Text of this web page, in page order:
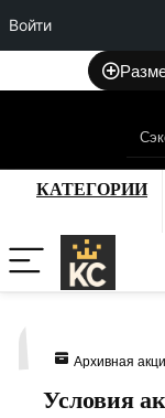
Войти
КАТЕГОРИИ
Архивная
Условия